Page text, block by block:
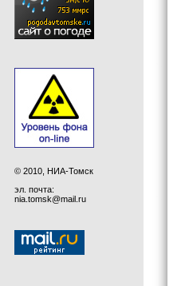
© 2010, НИА-Томск
эл. почта:
nia.tomsk@mail.ru